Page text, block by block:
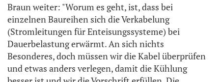
Braun weiter: "Worum es geht, ist, dass bei
einzelnen Baureihen sich die Verkabelung
(Stromleitungen für Enteisungssysteme) bei
Dauerbelastung erwärmt. An sich nichts
Besonderes, doch müssen wir die Kabel überprüfen
und etwas anders verlegen, damit die Kühlung